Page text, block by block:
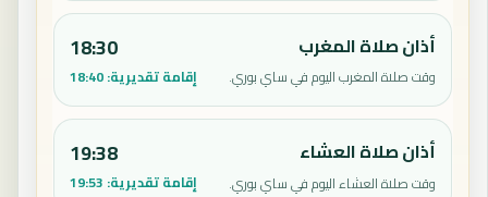
أذان صلاة المغرب
وقت صلاة المغرب اليوم في ساي بوري.
18:30
إقامة تقديرية:18:40
أذان صلاة العشاء
وقت صلاة العشاء اليوم في ساي بوري.
19:38
إقامة تقديرية: 19:53